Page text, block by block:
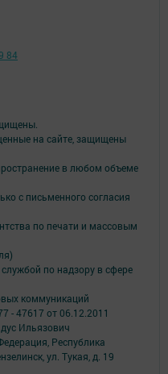
на сайте, защищены
в любом объеме
с письменного согласия
по печати и массовым
по надзору в сфере
коммуникаций
- 47617 от 06.12.2011
Ильязович
Республика
ул. Тукая, д. 19
84